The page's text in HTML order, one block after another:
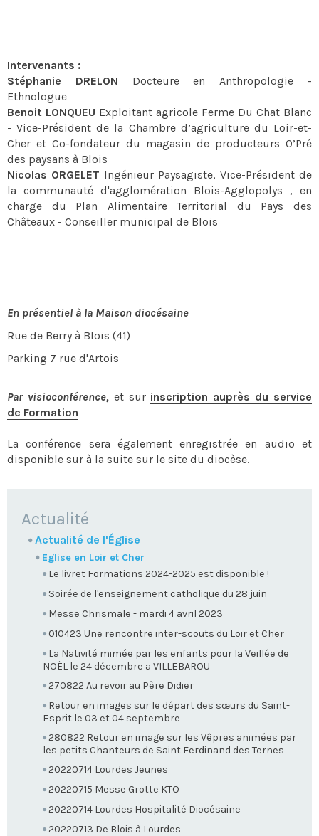
Intervenants :
Stéphanie DRELON Docteure en Anthropologie -
Ethnologue
Benoit LONQUEU Exploitant agricole Ferme Du Chat Blanc
- Vice-Président de la Chambre d’agriculture du Loir-et-
Cher et Co-fondateur du magasin de producteurs O’Pré
des paysans à Blois
Nicolas ORGELET Ingénieur Paysagiste, Vice-Président de
la communauté d'agglomération Blois-Agglopolys , en
charge du Plan Alimentaire Territorial du Pays des
Châteaux - Conseiller municipal de Blois
En présentiel à la Maison diocésaine
Rue de Berry à Blois (41)
Parking 7 rue d'Artois
Par visioconférence, et sur inscription auprès du service
de Formation
La conférence sera également enregistrée en audio et
disponible sur à la suite sur le site du diocèse.
NAVIGATION
Actualité
Actualité de l'Église
Eglise en Loir et Cher
Le livret Formations 2024-2025 est disponible !
Soirée de l'enseignement catholique du 28 juin
Messe Chrismale - mardi 4 avril 2023
010423 Une rencontre inter-scouts du Loir et Cher
La Nativité mimée par les enfants pour la Veillée de
NOËL le 24 décembre a VILLEBAROU
270822 Au revoir au Père Didier
Retour en images sur le départ des sœurs du Saint-
Esprit le 03 et 04 septembre
280822 Retour en image sur les Vêpres animées par
les petits Chanteurs de Saint Ferdinand des Ternes
20220714 Lourdes Jeunes
20220715 Messe Grotte KTO
20220714 Lourdes Hospitalité Diocésaine
20220713 De Blois à Lourdes